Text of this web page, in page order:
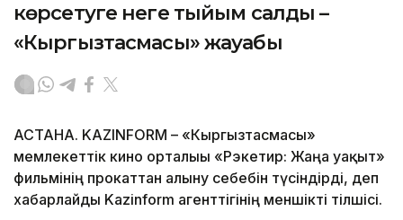
көрсетуге неге тыйым салды –
«Кыргызтасмасы» жауабы
АСТАНА. KAZINFORM – «Кыргызтасмасы»
мемлекеттік кино орталығы «Рэкетир: Жаңа уақыт»
фильмінің прокаттан алыну себебін түсіндірді, деп
хабарлайды Kazinform агенттігінің меншікті тілшісі.